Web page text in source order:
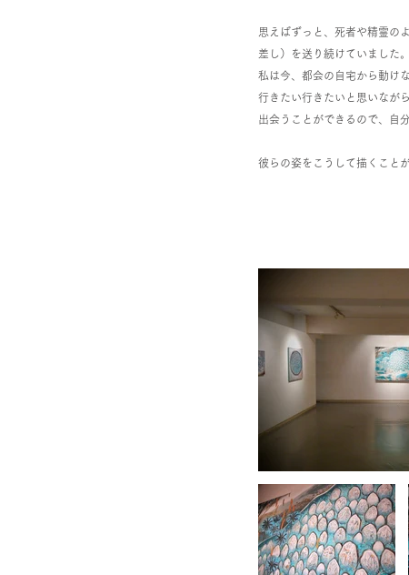
思えばずっと、死者や精霊の
差し）を送り続けていました
私は今、都会の自宅から動け
行きたい行きたいと思いなが
出会うことができるので、自
彼らの姿をこうして描くこと